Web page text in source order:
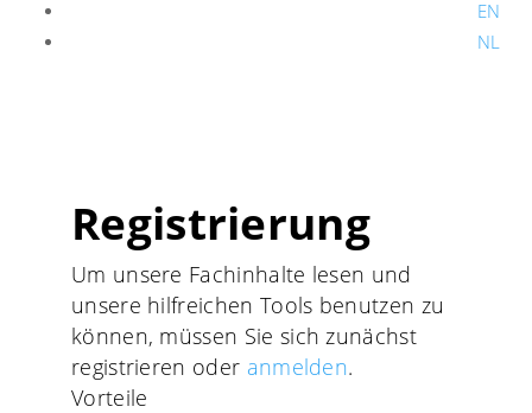
EN
NL
Registrierung
Um unsere Fachinhalte lesen und
unsere hilfreichen Tools benutzen zu
können, müssen Sie sich zunächst
registrieren oder anmelden.
Vorteile